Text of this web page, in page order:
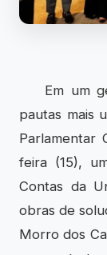
Em um
pautas mais
Parlamentar
feira (15),
Contas da
obras de
Morro dos